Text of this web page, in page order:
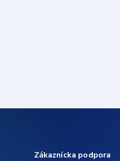
Zákaznícka podpora